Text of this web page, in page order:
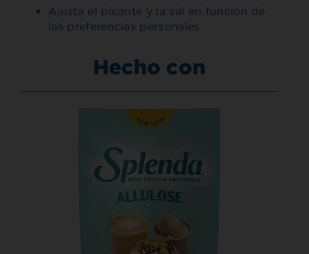
Ajusta el picante y la sal en función de
las preferencias personales
Hecho con